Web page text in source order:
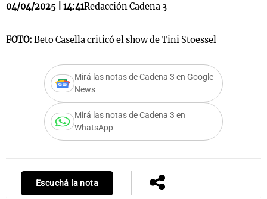
04/04/2025 | 14:41Redacción Cadena 3
FOTO: Beto Casella criticó el show de Tini Stoessel
Mirá las notas de Cadena 3 en Google
News
Mirá las notas de Cadena 3 en
WhatsApp
Escuchá la nota
Notas
Notas